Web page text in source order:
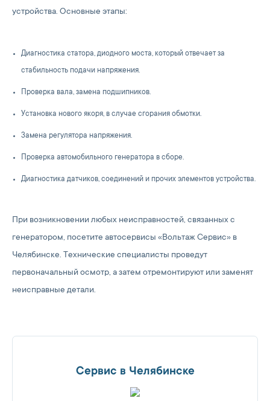
устройства. Основные этапы:
Диагностика статора, диодного моста, который отвечает за
стабильность подачи напряжения.
Проверка вала, замена подшипников.
Установка нового якоря, в случае сгорания обмотки.
Замена регулятора напряжения.
Проверка автомобильного генератора в сборе.
Диагностика датчиков, соединений и прочих элементов устройства.
При возникновении любых неисправностей, связанных с
генератором, посетите автосервисы «Вольтаж Сервис» в
Челябинске. Технические специалисты проведут
первоначальный осмотр, а затем отремонтируют или заменят
неисправные детали.
Сервис в Челябинске